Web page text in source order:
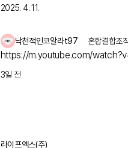
2025. 4. 11.
낙천적인코알라t97 혼합결합조
https://m.youtube.com/
3일 전
라이프엑스(주)